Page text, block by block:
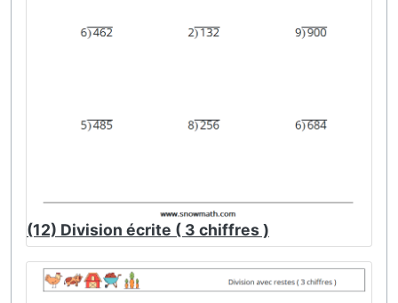
(12) Division écrite ( 3 chiffres )